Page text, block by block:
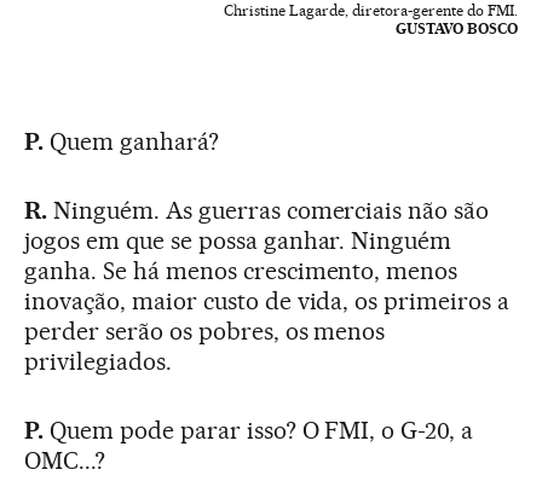
Christine Lagarde, diretora-gerente do FMI.
GUSTAVO BOSCO
P. Quem ganhará?
R. Ninguém. As guerras comerciais não são
jogos em que se possa ganhar. Ninguém
ganha. Se há menos crescimento, menos
inovação, maior custo de vida, os primeiros a
perder serão os pobres, os menos
privilegiados.
P. Quem pode parar isso? O FMI, o G-20, a
OMC...?